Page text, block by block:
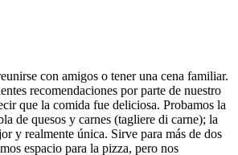
con amigos o tener una cena familiar.
recomendaciones por parte de nuestro
que la comida fue deliciosa. Probamos la
de quesos y carnes (tagliere di carne); la
y realmente única. Sirve para más de dos
espacio para la pizza, pero nos